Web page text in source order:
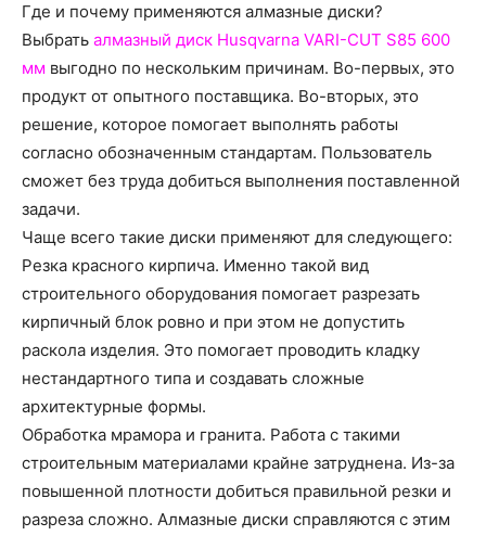
Где и почему применяются алмазные диски?
Выбрать алмазный диск Husqvarna VARI-CUT S85 600
мм выгодно по нескольким причинам. Во-первых, это
продукт от опытного поставщика. Во-вторых, это
решение, которое помогает выполнять работы
согласно обозначенным стандартам. Пользователь
сможет без труда добиться выполнения поставленной
задачи.
Чаще всего такие диски применяют для следующего:
Резка красного кирпича. Именно такой вид
строительного оборудования помогает разрезать
кирпичный блок ровно и при этом не допустить
раскола изделия. Это помогает проводить кладку
нестандартного типа и создавать сложные
архитектурные формы.
Обработка мрамора и гранита. Работа с такими
строительным материалами крайне затруднена. Из-за
повышенной плотности добиться правильной резки и
разреза сложно. Алмазные диски справляются с этим